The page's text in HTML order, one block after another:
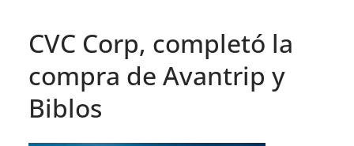
CVC Corp, completó la
compra de Avantrip y
Biblos